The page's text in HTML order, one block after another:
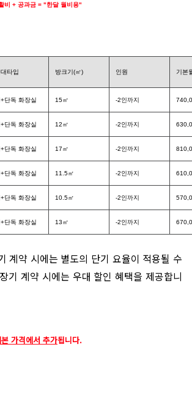
비 + 공과금 = "한달 월비용"
대타입 방크기(㎡) 인원 기본
+단독 화장실 15㎡ -2인까지
+단독 화장실 12㎡ -2인까지
+단독 화장실 17㎡ -2인까지
+단독 화장실 11.5㎡ -2인까지
+단독 화장실 10.5㎡ -2인까지
+단독 화장실 13㎡ -2인까지
계약 시에는 별도의 단기 요율이 적용될 수
기 계약 시에는 우대 할인 혜택을 제공합니
가격에서 추가됩니다.